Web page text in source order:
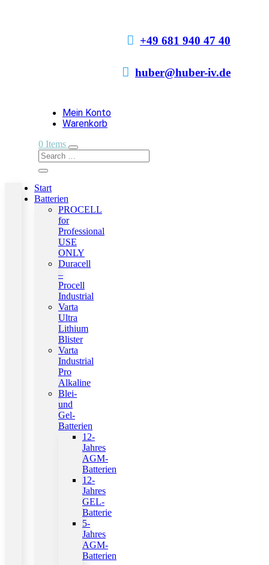
 +49 681 940 47 40
 huber@huber-iv.de
Mein Konto
Warenkorb
0 Items
Start
Batterien
PROCELL
for
Professional
USE
ONLY
Duracell
–
Procell
Industrial
Varta
Ultra
Lithium
Blister
Varta
Industrial
Pro
Alkaline
Blei-
und
Gel-
Batterien
12-
Jahres
AGM-
Batterien
12-
Jahres
GEL-
Batterie
5-
Jahres
AGM-
Batterien